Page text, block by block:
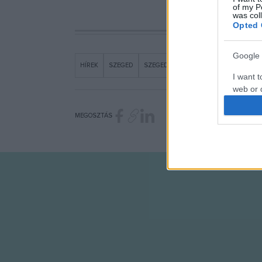
of my
was
Opted
Google
I want
web or
I want
I want
I want
HÍREK SZEGED SZEGEDI PAPUCS
MEGOSZTÁS